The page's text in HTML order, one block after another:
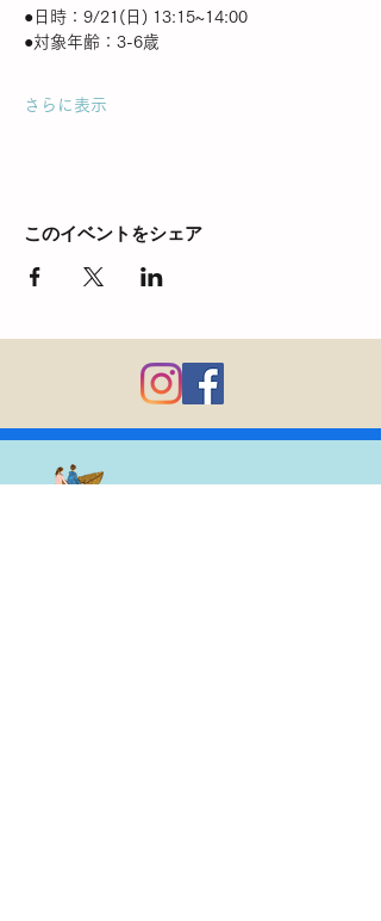
●日時：9/21(日) 13:15~14:00
●対象年齢：3-6歳
さらに表示
このイベントをシェア